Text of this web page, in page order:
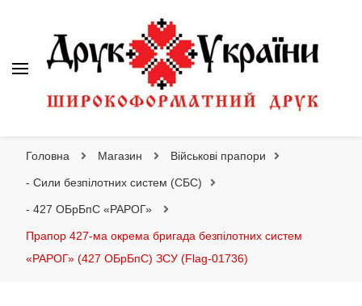
Головна Магазин Військові прапори
- Сили безпілотних систем (СБС)
- 427 ОБрБпС «РАРОГ»
Прапор 427-ма окрема бригада безпілотних систем
«РАРОГ» (427 ОБрБпС) ЗСУ (Flag-01736)